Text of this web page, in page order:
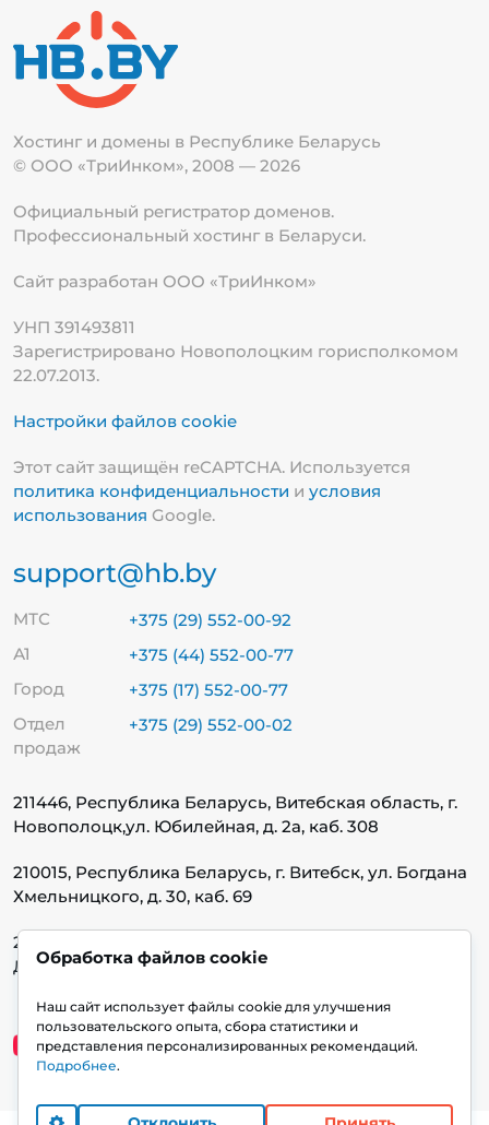
Хостинг и домены в Республике Беларусь
© ООО «ТриИнком», 2008 — 2026
Официальный регистратор доменов.
Профессиональный хостинг в Беларуси.
Сайт разработан ООО «ТриИнком»
УНП 391493811
Зарегистрировано Новополоцким горисполкомом
22.07.2013.
Настройки файлов cookie
Этот сайт защищён reCAPTCHA. Используется
политика конфиденциальности и условия
использования Google.
support@hb.by
МТС
+375 (29) 552-00-92
А1
+375 (44) 552-00-77
Город
+375 (17) 552-00-77
Отдел
продаж
+375 (29) 552-00-02
211446, Республика Беларусь, Витебская область, г.
Новополоцк,ул. Юбилейная, д. 2а, каб. 308
210015, Республика Беларусь, г. Витебск, ул. Богдана
Хмельницкого, д. 30, каб. 69
220140, Республика Беларусь, г. Минск, ул.
Домбровская, д. 9, каб. 13.1.1
Обработка файлов cookie
Наш сайт использует файлы cookie для улучшения
пользовательского опыта, сбора статистики и
представления персонализированных рекомендаций.
Подробнее.